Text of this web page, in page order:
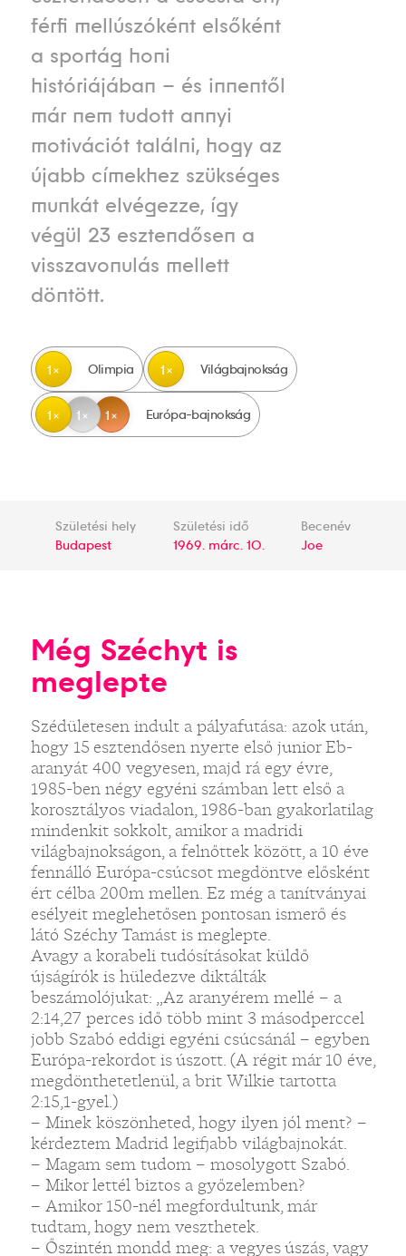
férfi mellúszóként elsőként
a sportág honi
históriájában – és innentől
már nem tudott annyi
motivációt találni, hogy az
újabb címekhez szükséges
munkát elvégezze, így
végül 23 esztendősen a
visszavonulás mellett
döntött.
1 Olimpia 1 Világbajnokság
1 1 1 Európa-bajnokság
Születési hely
Budapest
Születési idő
1969. márc. 10.
Becenév
Joe
Még Széchyt is
meglepte
Szédületesen indult a pályafutása: azok után,
hogy 15 esztendősen nyerte első junior Eb-
aranyát 400 vegyesen, majd rá egy évre,
1985-ben négy egyéni számban lett első a
korosztályos viadalon, 1986-ban gyakorlatilag
mindenkit sokkolt, amikor a madridi
világbajnokságon, a felnőttek között, a 10 éve
fennálló Európa-csúcsot megdöntve elősként
ért célba 200m mellen. Ez még a tanítványai
esélyeit meglehetősen pontosan ismerő és
látó Széchy Tamást is meglepte.
Avagy a korabeli tudósításokat küldő
újságírók is hüledezve diktálták
beszámolójukat: „Az aranyérem mellé – a
2:14,27 perces idő több mint 3 másodperccel
jobb Szabó eddigi egyéni csúcsánál – egyben
Európa-rekordot is úszott. (A régit már 10 éve,
megdönthetetlenül, a brit Wilkie tartotta
2:15,1-gyel.)
– Minek köszönheted, hogy ilyen jól ment? –
kérdeztem Madrid legifjabb világbajnokát.
– Magam sem tudom – mosolygott Szabó.
– Mikor lettél biztos a győzelemben?
– Amikor 150-nél megfordultunk, már
tudtam, hogy nem veszthetek.
– Őszintén mondd meg: a vegyes úszás, vagy